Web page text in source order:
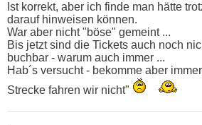
Ist korrekt, aber ich finde man hätte
darauf hinweisen können.
War aber nicht "böse" gemeint ...
Bis jetzt sind die Tickets auch noch
buchbar - warum auch immer ...
Hab´s versucht - bekomme aber
Strecke fahren wir nicht"